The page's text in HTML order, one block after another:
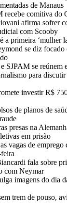
de Manaus
recebe comitiva do
afirma sofrer
com Scooby
a primeira ‘mulher
se diz focado
SJPAM se reúnem
para
investir R$
de planos de
presas na
em prisão
vagas de
fala sobre
com Neymar
imagens do dia
trem de pouso,